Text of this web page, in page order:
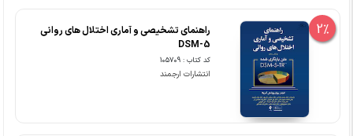
2%
راهنمای تشخیصی و آماری اختلال های روانی
DSM-5
کد کتاب : 105709
انتشارات ارجمند